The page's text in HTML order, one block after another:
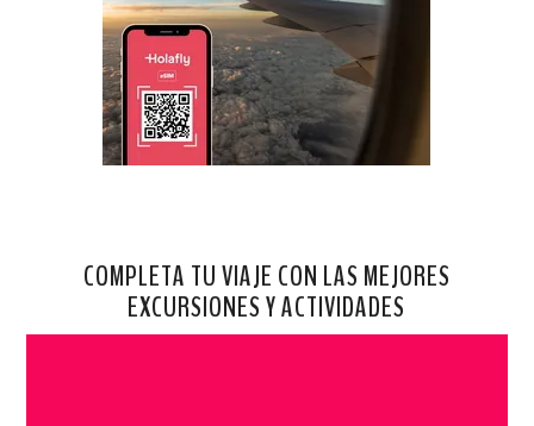
COMPLETA TU VIAJE CON LAS MEJORES
EXCURSIONES Y ACTIVIDADES